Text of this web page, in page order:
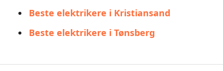
Beste elektrikere i Kristiansand
Beste elektrikere i Tønsberg